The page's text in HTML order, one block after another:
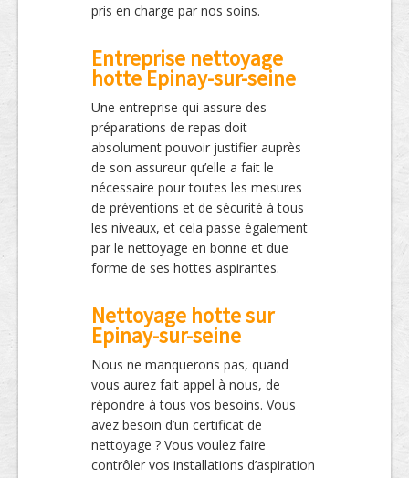
pris en charge par nos soins.
Entreprise nettoyage
hotte Epinay-sur-seine
Une entreprise qui assure des
préparations de repas doit
absolument pouvoir justifier auprès
de son assureur qu’elle a fait le
nécessaire pour toutes les mesures
de préventions et de sécurité à tous
les niveaux, et cela passe également
par le nettoyage en bonne et due
forme de ses hottes aspirantes.
Nettoyage hotte sur
Epinay-sur-seine
Nous ne manquerons pas, quand
vous aurez fait appel à nous, de
répondre à tous vos besoins. Vous
avez besoin d’un certificat de
nettoyage ? Vous voulez faire
contrôler vos installations d’aspiration